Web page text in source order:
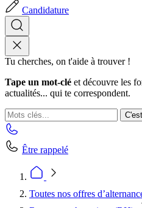
Candidature
Tu cherches, on t'aide à trouver !
Tape un mot-clé et découvre les
actualités... qui te correspondent.
Être rappelé
Toutes nos offres